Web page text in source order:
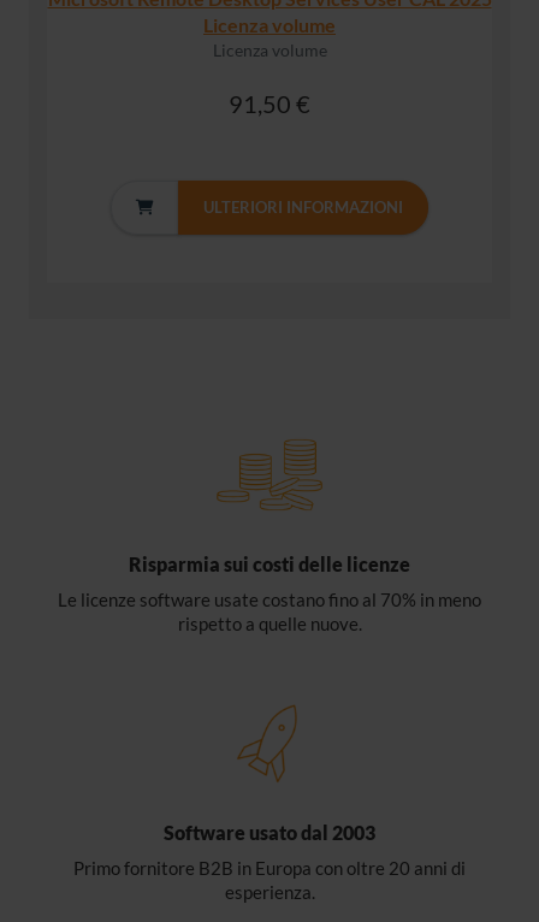
Licenza volume
Licenza volume
91,50 €
ULTERIORI INFORMAZIONI
Risparmia sui costi delle licenze
Le licenze software usate costano fino al 70% in meno
rispetto a quelle nuove.
Software usato dal 2003
Primo fornitore B2B in Europa con oltre 20 anni di
esperienza.